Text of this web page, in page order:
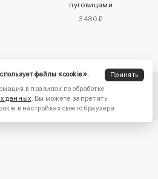
пуговицами
3480 ₽
файлы «cookie».
Принять
в правилах по обработке
данных. Вы можете запретить
в настройках своего браузера